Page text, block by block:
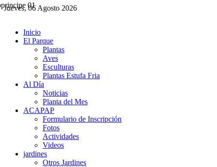
Jueves, 06 Agosto 2026
Inicio
El Parque
Plantas
Aves
Esculturas
Plantas Estufa Fria
Al Día
Noticias
Planta del Mes
ACAPAP
Formulario de Inscripción
Fotos
Actividades
Videos
jardines
Otros Jardines